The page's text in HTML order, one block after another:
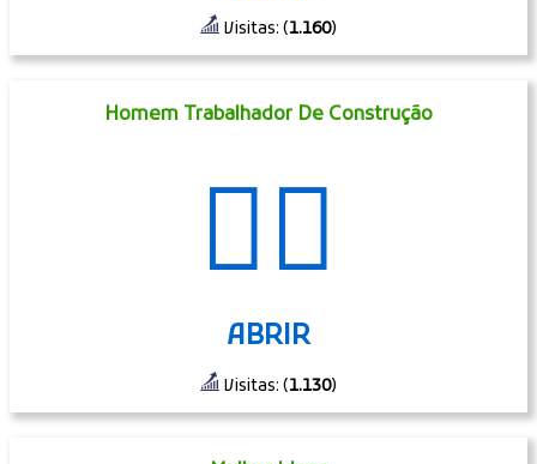
Visitas: (1.160)
Homem Trabalhador De Construção
👷‍♂️
ABRIR
Visitas: (1.130)